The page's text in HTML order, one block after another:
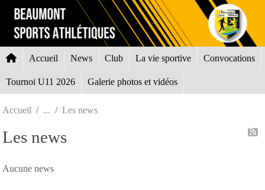
Accueil News Club La vie sportive Convocations
Tournoi U11 2026 Galerie photos et vidéos
Accueil Les news
Les news
Aucune news
Panneau de gestion des cookies